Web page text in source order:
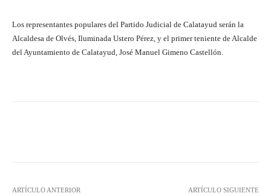
Los representantes populares del Partido Judicial de Calatayud serán la
Alcaldesa de Olvés, Iluminada Ustero Pérez, y el primer teniente de Alcalde
del Ayuntamiento de Calatayud, José Manuel Gimeno Castellón.
ARTÍCULO ANTERIOR ARTÍCULO SIGUIENTE